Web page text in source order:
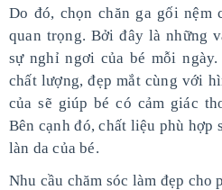
Do đó, chọn chăn ga gối nệm
quan trọng. Bởi đây là những
sự nghỉ ngơi của bé mỗi
chất lượng, đẹp mắt cùng với
của sẽ giúp bé có cảm giác
Bên cạnh đó, chất liệu phù hợp
làn da của bé.
Nhu cầu chăm sóc làm đẹp cho